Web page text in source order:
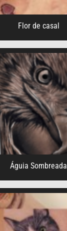
Flor de casal
Águia Sombreada